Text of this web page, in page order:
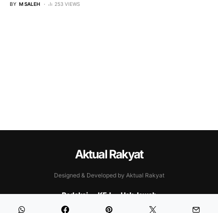
BY M SALEH 253 VIEWS
Aktual Rakyat
Designed & Developed by Aktual Rakyat
Redaksi KEJ Hak Jawab